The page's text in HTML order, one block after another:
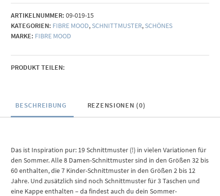
-
Special
N°2
Menge
ARTIKELNUMMER: 09-019-15
KATEGORIEN: FIBRE MOOD, SCHNITTMUSTER, SCHÖNES
MARKE: FIBRE MOOD
PRODUKT TEILEN:
BESCHREIBUNG REZENSIONEN (0)
Das ist Inspiration pur: 19 Schnittmuster (!) in vielen Variationen für
den Sommer. Alle 8 Damen-Schnittmuster sind in den Größen 32 bis
60 enthalten, die 7 Kinder-Schnittmuster in den Größen 2 bis 12
Jahre. Und zusätzlich sind noch Schnittmuster für 3 Taschen und
eine Kappe enthalten – da findest auch du dein Sommer-